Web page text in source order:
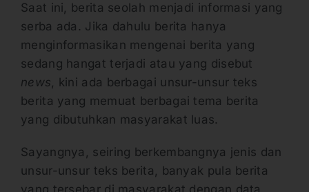
Saat ini, berita seolah menjadi informasi yang
serba ada. Jika dahulu berita hanya
menginformasikan mengenai berita yang
sedang hangat terjadi atau yang disebut
news, kini ada berbagai unsur-unsur teks
berita yang memuat berbagai tema berita
yang dibutuhkan masyarakat luas.
Sayangnya, seiring berkembangnya jenis dan
unsur-unsur teks berita, banyak pula berita